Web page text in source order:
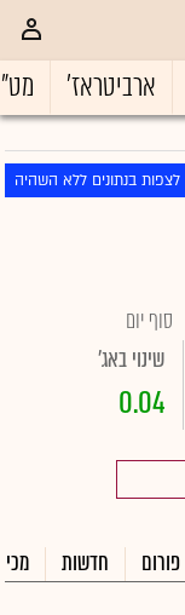
ארביטראז'
לצפות בנתונים ללא השהיה
סוף יום
שינוי באג'
0.04
פורום חדשות